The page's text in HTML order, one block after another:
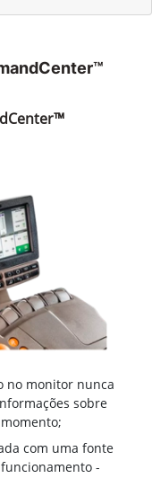
no monitor nunca
sobre
com uma fonte
-